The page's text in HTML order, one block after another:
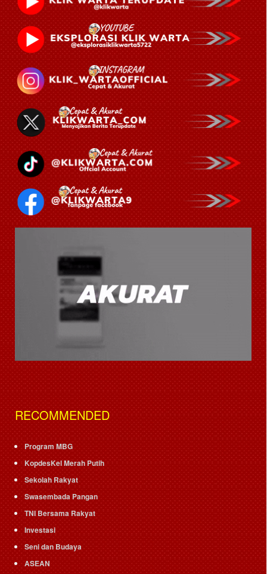
RECOMMENDED
Program MBG
KopdesKel Merah Putih
Sekolah Rakyat
Swasembada Pangan
TNI Bersama Rakyat
Investasi
Seni dan Budaya
ASEAN